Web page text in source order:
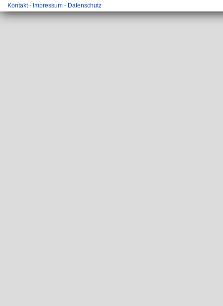
Kontakt- Impressum - Datenschutz